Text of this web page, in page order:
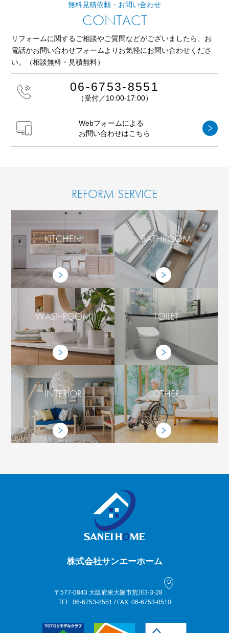
無料見積依頼・お問い合わせ
CONTACT
リフォームに関するご相談やご質問などがございましたら、 お
電話かお問い合わせフォームよりお気軽にお問い合わせくださ
い。
（相談無料・見積無料）
06-6753-8551
（受付／10:00-17:00）
Webフォームによる
お問い合わせはこちら
REFORM SERVICE
KITCHEN BATHROOM
WASHROOM TOILET
INTERIOR OTHER
株式会社サンエーホーム
〒577-0843 大阪府東大阪市荒川3-3-28
TEL. 06-6753-8551 / FAX. 06-6753-8510